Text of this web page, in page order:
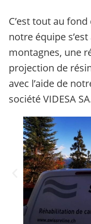
C’est tout au
notre équipe
montagnes, une
projection de
avec l’aide de
société VIDESA